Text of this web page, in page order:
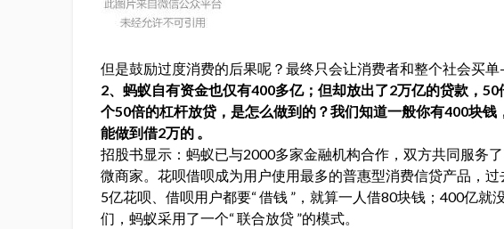
但是鼓励过度消费的后果呢？最终只会让消费者和整个社会买
2、蚂蚁自有资金也仅有400多亿；但却放出了2万亿的贷款，
个50倍的杠杆放贷，是怎么做到的？我们知道一般你有400块
能做到借2万的 。
招股书显示：蚂蚁已与2000多家金融机构合作，双方共同服务
微商家。花呗借呗成为用户使用最多的普惠型消费信贷产品，过
5亿花呗、借呗用户都要“ 借钱 ”，就算一人借80块钱；400亿就
们，蚂蚁采用了一个“ 联合放贷 ”的模式。